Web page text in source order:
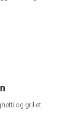
og grillet